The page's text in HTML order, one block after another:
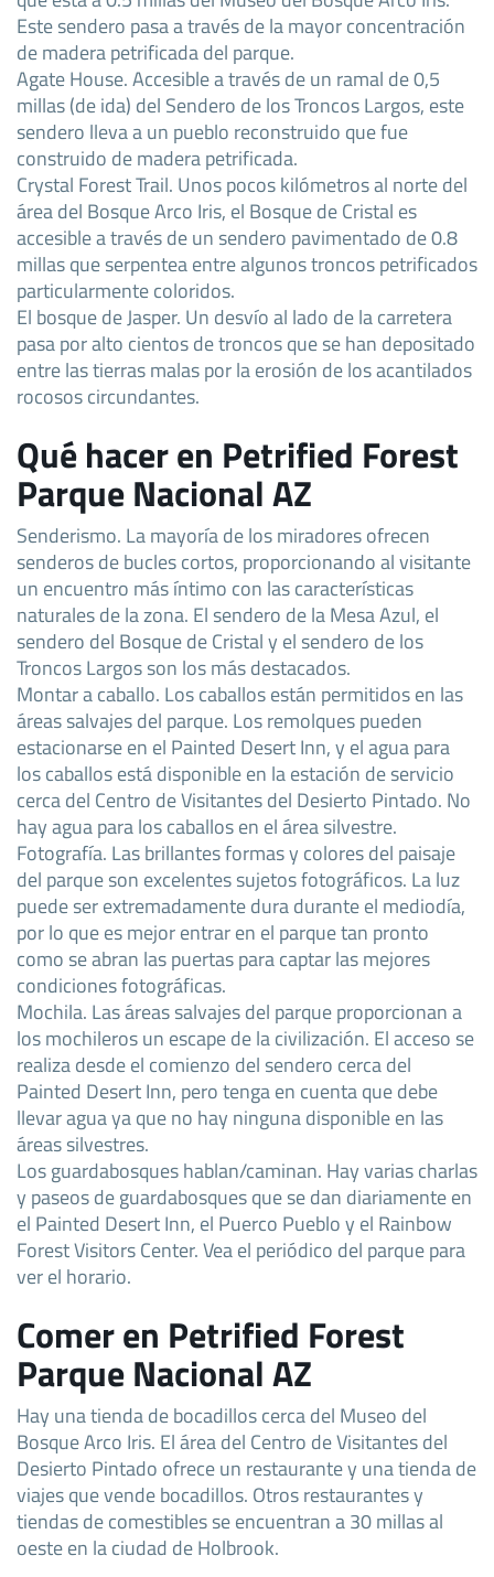
Este sendero pasa a través de la mayor concentración
de madera petrificada del parque.
Agate House. Accesible a través de un ramal de 0,5
millas (de ida) del Sendero de los Troncos Largos, este
sendero lleva a un pueblo reconstruido que fue
construido de madera petrificada.
Crystal Forest Trail. Unos pocos kilómetros al norte del
área del Bosque Arco Iris, el Bosque de Cristal es
accesible a través de un sendero pavimentado de 0.8
millas que serpentea entre algunos troncos petrificados
particularmente coloridos.
El bosque de Jasper. Un desvío al lado de la carretera
pasa por alto cientos de troncos que se han depositado
entre las tierras malas por la erosión de los acantilados
rocosos circundantes.
Qué hacer en Petrified Forest
Parque Nacional AZ
Senderismo. La mayoría de los miradores ofrecen
senderos de bucles cortos, proporcionando al visitante
un encuentro más íntimo con las características
naturales de la zona. El sendero de la Mesa Azul, el
sendero del Bosque de Cristal y el sendero de los
Troncos Largos son los más destacados.
Montar a caballo. Los caballos están permitidos en las
áreas salvajes del parque. Los remolques pueden
estacionarse en el Painted Desert Inn, y el agua para
los caballos está disponible en la estación de servicio
cerca del Centro de Visitantes del Desierto Pintado. No
hay agua para los caballos en el área silvestre.
Fotografía. Las brillantes formas y colores del paisaje
del parque son excelentes sujetos fotográficos. La luz
puede ser extremadamente dura durante el mediodía,
por lo que es mejor entrar en el parque tan pronto
como se abran las puertas para captar las mejores
condiciones fotográficas.
Mochila. Las áreas salvajes del parque proporcionan a
los mochileros un escape de la civilización. El acceso se
realiza desde el comienzo del sendero cerca del
Painted Desert Inn, pero tenga en cuenta que debe
llevar agua ya que no hay ninguna disponible en las
áreas silvestres.
Los guardabosques hablan/caminan. Hay varias charlas
y paseos de guardabosques que se dan diariamente en
el Painted Desert Inn, el Puerco Pueblo y el Rainbow
Forest Visitors Center. Vea el periódico del parque para
ver el horario.
Comer en Petrified Forest
Parque Nacional AZ
Hay una tienda de bocadillos cerca del Museo del
Bosque Arco Iris. El área del Centro de Visitantes del
Desierto Pintado ofrece un restaurante y una tienda de
viajes que vende bocadillos. Otros restaurantes y
tiendas de comestibles se encuentran a 30 millas al
oeste en la ciudad de Holbrook.